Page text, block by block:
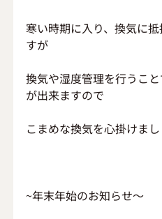
寒い時期に入り、換気に
すが
換気や湿度管理を行うこ
が出来ますので
こまめな換気を心掛けま
~年末年始のお知らせ～